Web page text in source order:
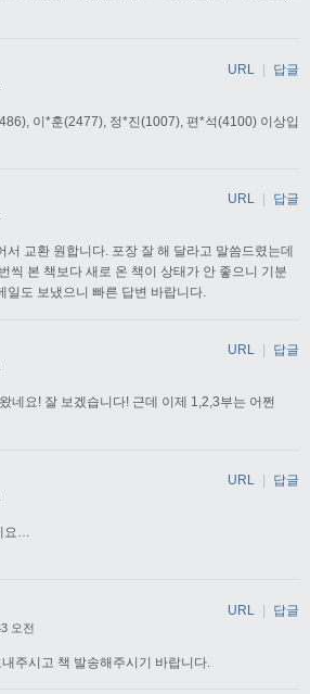
이*훈(2477), 정*진(1007), 편*석(4100) 이상입
URL | 답글
교환 원합니다. 포장 잘 해 달라고 말씀드렸는데
씩 본 책보다 새로 온 책이 상태가 안 좋으니 기분
일도 보냈으니 빠른 답변 바랍니다.
URL 답글
네요! 잘 보겠습니다! 근데 이제 1,2,3부는 어쩐
URL 답글
요…
URL 답글
오전
주시고 책 발송해주시기 바랍니다.
URL | 답글